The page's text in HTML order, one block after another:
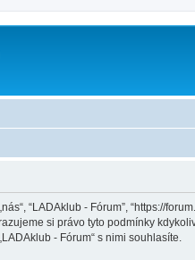
“LADAklub - Fórum”,
si právo tyto podmínky
- Fórum“ s nimi souhlasíte.